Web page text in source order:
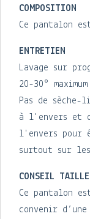
COMPOSITION
Ce pantalon est
ENTRETIEN
Lavage sur
20-30°
Pas de
à l'envers et
l'envers pour
surtout sur
CONSEIL TAILLE
Ce pantalon
convenir